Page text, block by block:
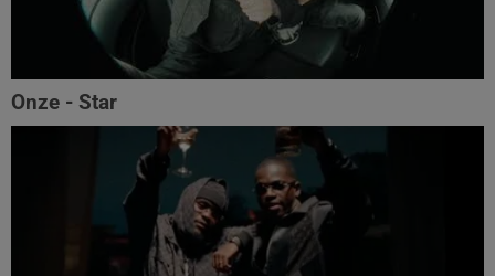
Onze - Star